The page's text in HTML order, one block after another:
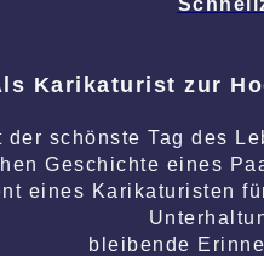
Karikaturist zur
der schönste Tag des
Geschichte eines
eines Karikaturisten
bleibende